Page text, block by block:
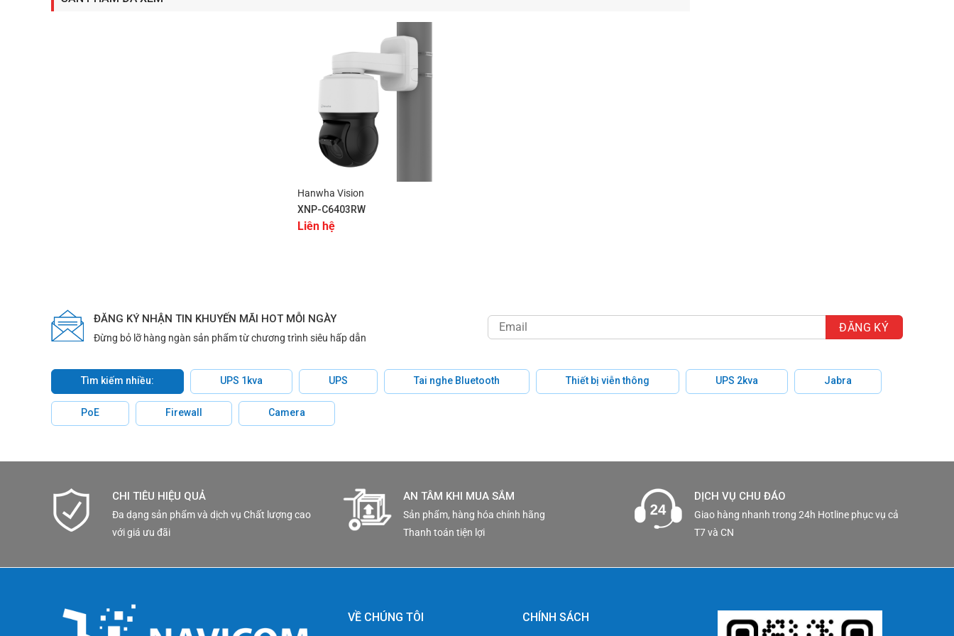
Hanwha Vision
XNP-C6403RW
Liên hệ
ĐĂNG KÝ NHẬN TIN KHUYẾN MÃI HOT MỖI NGÀY
Đừng bỏ lỡ hàng ngàn sản phẩm từ chương trình siêu hấp dẫn
Tìm kiếm nhiều: UPS 1kva UPS Tai nghe Bluetooth Thiết bị viễn thông UPS 2kva Jabra
PoE Firewall Camera
CHI TIÊU HIỆU QUẢ
Đa dạng sản phẩm và dịch vụ Chất lượng cao
với giá ưu đãi
AN TÂM KHI MUA SẮM
Sản phẩm, hàng hóa chính hãng
Thanh toán tiện lợi
DỊCH VỤ CHU ĐÁO
Giao hàng nhanh trong 24h Hotline phục vụ cả
T7 và CN
VỀ CHÚNG TÔI CHÍNH SÁCH